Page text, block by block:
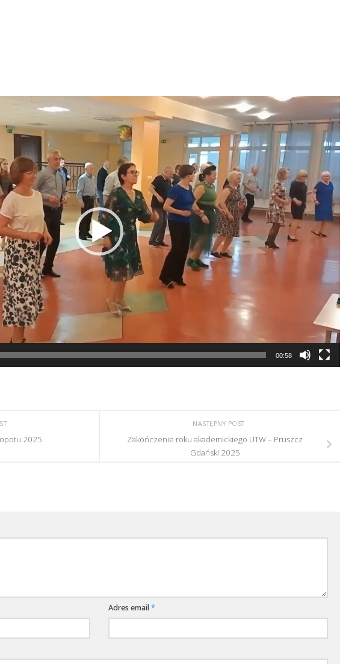
00:58
NASTĘPNY POST
Zakończenie roku akademickiego UTW – Pruszcz
Gdański 2025
2025
Adres email*